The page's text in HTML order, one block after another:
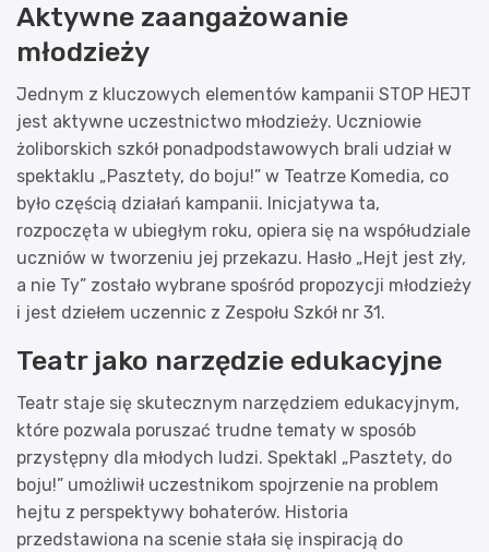
Aktywne zaangażowanie
młodzieży
Jednym z kluczowych elementów kampanii STOP HEJT
jest aktywne uczestnictwo młodzieży. Uczniowie
żoliborskich szkół ponadpodstawowych brali udział w
spektaklu „Pasztety, do boju!” w Teatrze Komedia, co
było częścią działań kampanii. Inicjatywa ta,
rozpoczęta w ubiegłym roku, opiera się na współudziale
uczniów w tworzeniu jej przekazu. Hasło „Hejt jest zły,
a nie Ty” zostało wybrane spośród propozycji młodzieży
i jest dziełem uczennic z Zespołu Szkół nr 31.
Teatr jako narzędzie edukacyjne
Teatr staje się skutecznym narzędziem edukacyjnym,
które pozwala poruszać trudne tematy w sposób
przystępny dla młodych ludzi. Spektakl „Pasztety, do
boju!” umożliwił uczestnikom spojrzenie na problem
hejtu z perspektywy bohaterów. Historia
przedstawiona na scenie stała się inspiracją do